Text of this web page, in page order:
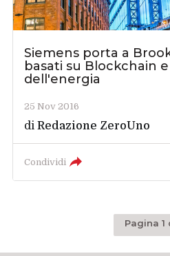
Siemens porta a
basati su Blockchain
dell'energia
25 Nov 2016
diRedazione ZeroUno
Condividi
Pagina 1